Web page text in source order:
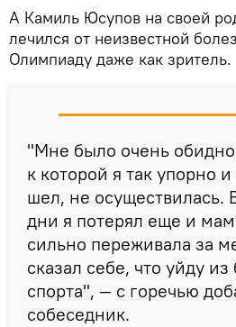
А Камиль Юсупов на своей
лечился от неизвестной
Олимпиаду даже как зритель.
"Мне было очень
к которой я так упорно
шел, не осуществилась.
дни я потерял еще и
сильно переживала за
сказал себе, что уйду
спорта", — с горечью
собеседник.